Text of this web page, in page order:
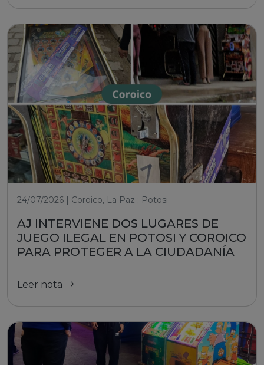
24/07/2026 | Coroico, La Paz ; Potosi
AJ INTERVIENE DOS LUGARES DE
JUEGO ILEGAL EN POTOSI Y COROICO
PARA PROTEGER A LA CIUDADANÍA
Leer nota